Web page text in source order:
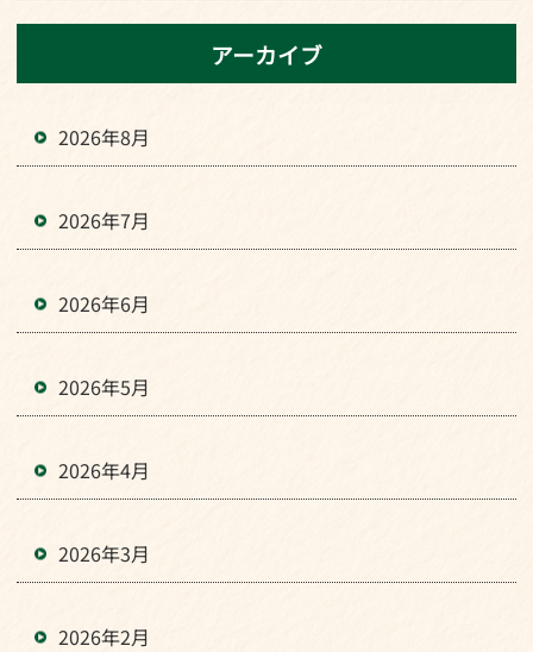
アーカイブ
2026年8月
2026年7月
2026年6月
2026年5月
2026年4月
2026年3月
2026年2月